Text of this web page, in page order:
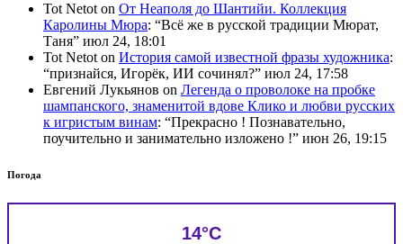
Tot Netot on От Неаполя до Шантийи. Коллекция
Каролины Мюра: “Всё же в русской традиции Мюрат,
Таня” июл 24, 18:01
Tot Netot on История самой известной фразы художника:
“признайся, Игорёк, ИИ сочинял?” июл 24, 17:58
Евгений Лукьянов on Легенда о проволоке на пробке
шампанского, знаменитой вдове Клико и любви русских
к игристым винам: “Прекрасно ! Познавательно,
поучительно и занимательно изложено !” июн 26, 19:15
Погода
14°C